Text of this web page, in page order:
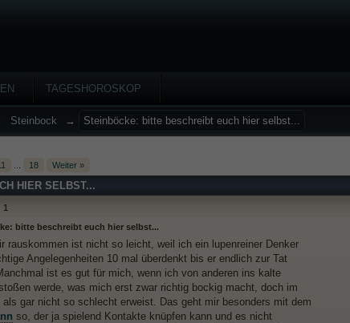
TAGESHOROSKOP
Steinbock → Steinböcke: bitte beschreibt euch hier selbst...
18 Weiter »
HIER SELBST...
1
bitte beschreibt euch hier selbst...
rauskommen ist nicht so leicht, weil ich ein lupenreiner Denker
Angelegenheiten 10 mal überdenkt bis er endlich zur Tat
ist es gut für mich, wenn ich von anderen ins kalte
werde, was mich erst zwar richtig bockig macht, doch im
als gar nicht so schlecht erweist. Das geht mir besonders mit dem
so, der ja spielend Kontakte knüpfen kann und es nicht